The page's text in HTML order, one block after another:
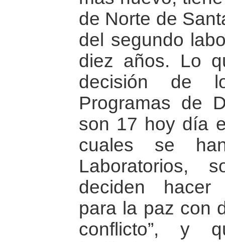
de Norte de
del segundo
diez años. Lo
decisión de
Programas de
son 17 hoy día
cuales se
Laboratorios,
deciden hacer
para la paz con
conflicto”, y